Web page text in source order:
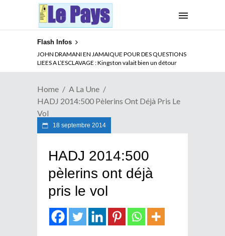
Flash Infos
JOHN DRAMANI EN JAMAIQUE POUR DES QUESTIONS
LIEES A L’ESCLAVAGE : Kingston valait bien un détour
ABSENCE PROLONGEE DE PAUL BIYA DU CAMEROUN :
Qui pilote le Cameroun ?
Home
A La Une
HADJ 2014:500 Pèlerins Ont Déjà Pris Le
Vol
18 septembre 2014
HADJ 2014:500
pèlerins ont déjà
pris le vol